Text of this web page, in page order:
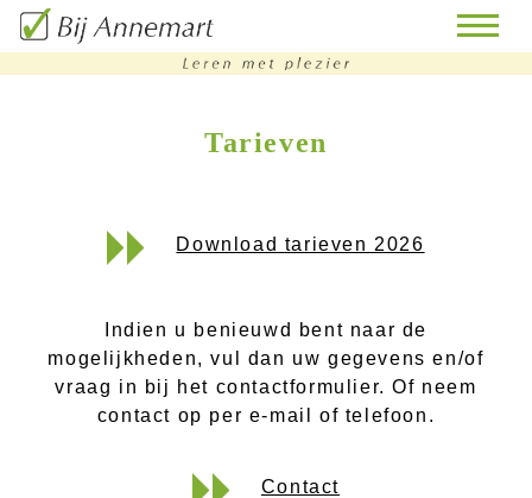
teaching
huiswerk
begeleiding
doorstroomtoets-
Tarieven
Download tarieven 2026
Indien u benieuwd bent naar de
mogelijkheden, vul dan uw gegevens en/of
vraag in bij het contactformulier. Of neem
contact op per e-mail of telefoon.
Contact